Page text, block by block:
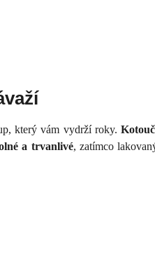
který vám vydrží roky.
a trvanlivé, zatímco